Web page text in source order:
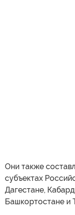
Они также
субъектах
Дагестане,
Башкортостане и